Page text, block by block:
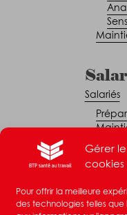
Gérer
cookies
Pour offrir la meilleure
des technologies telles
Salariés